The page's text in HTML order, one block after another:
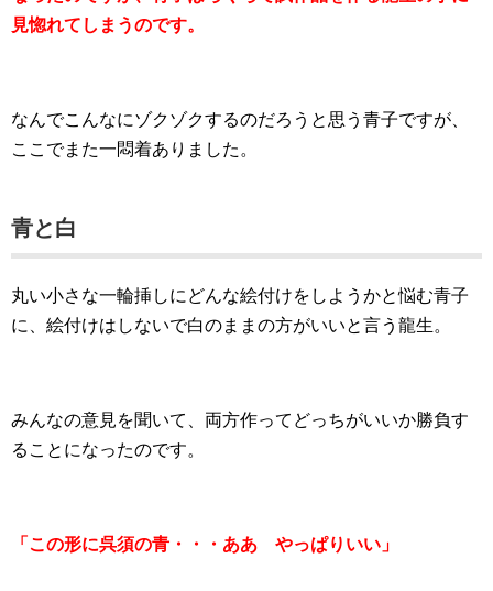
見惚れてしまうのです。
なんでこんなにゾクゾクするのだろうと思う青子ですが、
ここでまた一悶着ありました。
青と白
丸い小さな一輪挿しにどんな絵付けをしようかと悩む青子
に、絵付けはしないで白のままの方がいいと言う龍生。
みんなの意見を聞いて、両方作ってどっちがいいか勝負す
ることになったのです。
「この形に呉須の青・・・ああ やっぱりいい」